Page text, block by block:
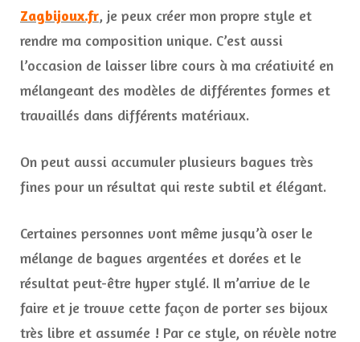
Zagbijoux.fr, je peux créer mon propre style et
rendre ma composition unique. C’est aussi
l’occasion de laisser libre cours à ma créativité en
mélangeant des modèles de différentes formes et
travaillés dans différents matériaux.
On peut aussi accumuler plusieurs bagues très
fines pour un résultat qui reste subtil et élégant.
Certaines personnes vont même jusqu’à oser le
mélange de bagues argentées et dorées et le
résultat peut-être hyper stylé. Il m’arrive de le
faire et je trouve cette façon de porter ses bijoux
très libre et assumée ! Par ce style, on révèle notre